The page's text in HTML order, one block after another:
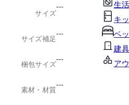
生
キ
ベ
建具
ア
サイズ
---
サイズ補足
---
梱包サイズ
---
素材・材質
---